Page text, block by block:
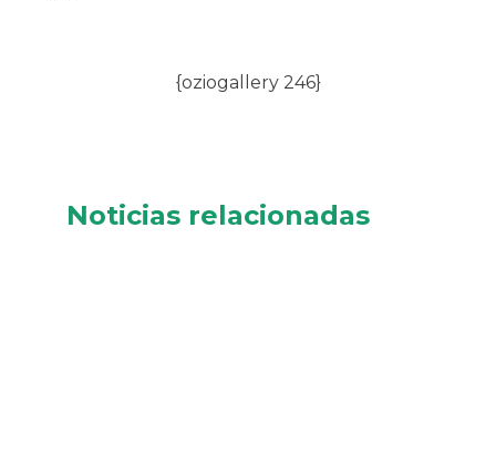
{oziogallery 246}
Noticias relacionadas